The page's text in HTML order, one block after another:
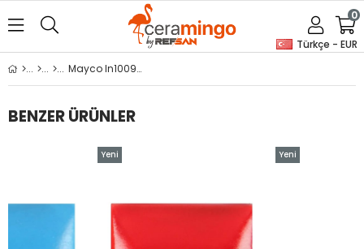
Türkçe - EUR
0
Mayco In1009 Cherry Red
BENZER ÜRÜNLER